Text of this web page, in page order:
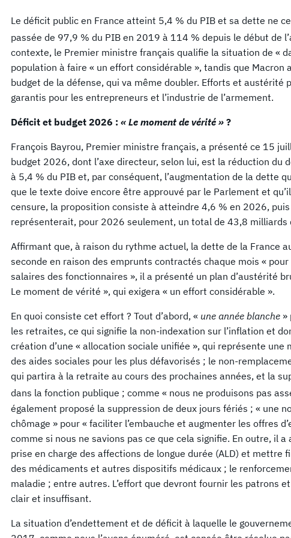
Le déficit public en France atteint 5,4 % du PIB et sa dette ne
passée de 97,9 % du PIB en 2019 à 114 % depuis le début de
contexte, le Premier ministre français qualifie la situation de «
population à faire « un effort considérable », tandis que Macron
budget de la défense, qui va même doubler. Efforts et austérité
garantis pour les entrepreneurs et l’industrie de l’armement.
Déficit et budget 2026 : « Le moment de vérité » ?
François Bayrou, Premier ministre français, a présenté ce 15
budget 2026, dont l’axe directeur, selon lui, est la réduction du
à 5,4 % du PIB et, par conséquent, l’augmentation de la dette
que le texte doive encore être approuvé par le Parlement et
censure, la proposition consiste à atteindre 4,6 % en 2026,
représenterait, pour 2026 seulement, un total de 43,8 milliards
Affirmant que, à raison du rythme actuel, la dette de la France
seconde en raison des emprunts contractés chaque mois «
salaires des fonctionnaires », il a présenté un plan d’austérité
Le moment de vérité », qui exigera « un effort considérable ».
En quoi consiste cet effort ? Tout d’abord, « une année blanche »
les retraites, ce qui signifie la non-indexation sur l’inflation et
création d’une « allocation sociale unifiée », qui représente une
des aides sociales pour les plus défavorisés ; le non-
qui partira à la retraite au cours des prochaines années, et la
dans la fonction publique ; comme « nous ne produisons pas
également proposé la suppression de deux jours fériés ; « une
chômage » pour « faciliter l’embauche et augmenter les offres
comme si nous ne savions pas ce que cela signifie. En outre, il
prise en charge des affections de longue durée (ALD) et mettre
des médicaments et autres dispositifs médicaux ; le
maladie ; entre autres. L’effort que devront fournir les patrons
clair et insuffisant.
La situation d’endettement et de déficit à laquelle le